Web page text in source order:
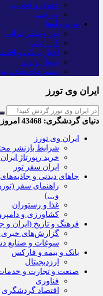
حقوق و قضایی
ورزشی
سایر راه‌ها
تور و سفر ایرانی
کارا دیلی
اخبار بانکی و
بلیط اتوبوس
مسیرهای نجف به
ایران وی تورز
دنیای گردشگری:
ایران وی تورز
شرایط بازنشر
خرید رپورتاژ
ایران سفر تور
جاهای دیدنی و
راهنمای سفر
و…)
غذا و رستوران
کشاورزی و
فرهنگ و تاریخ (ایران و
گزارش‌های خبری
سوغات و صنایع
بانک و بیمه و فارکس
ارزدیجیتال
صنعت و تجارت و
فناوری
اقتصاد گردشگری